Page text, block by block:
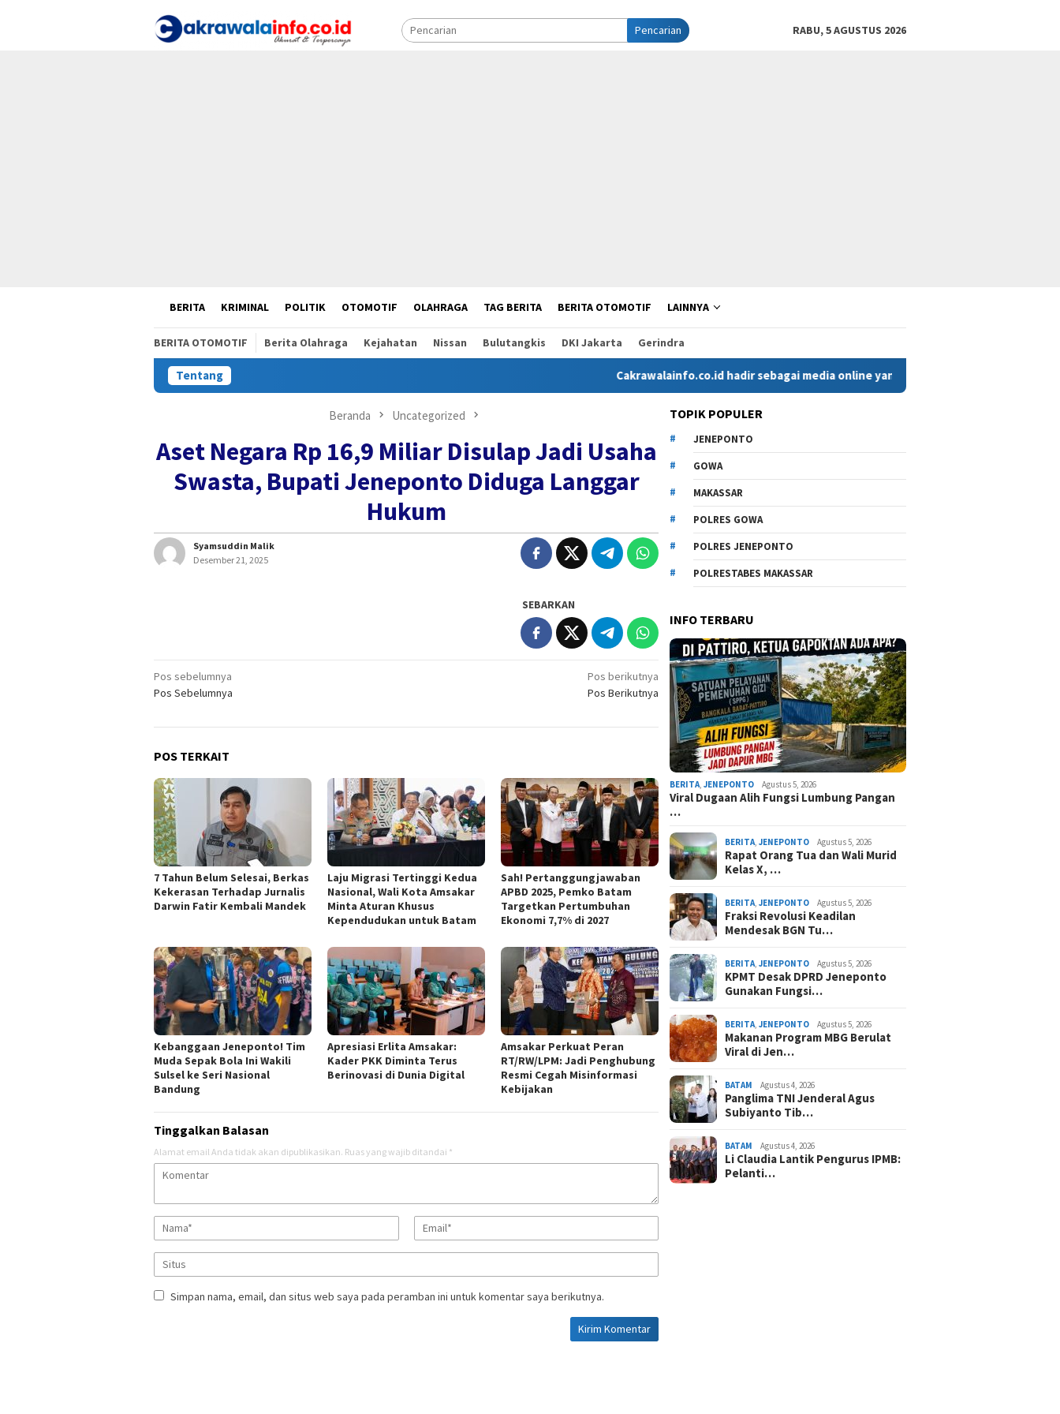
Pencarian RABU, 5 AGUSTUS 2026
HOMEBERITA KRIMINAL POLITIK OTOMOTIF OLAHRAGA TAG BERITA BERITA OTOMOTIF LAINNYA
BERITA OTOMOTIF Berita Olahraga Kejahatan Nissan Bulutangkis DKI Jakarta Gerindra
Tentang Cakrawalainfo.co.id hadir sebagai media online yang menyajikan berita cepat, faktual,
Beranda Uncategorized
Aset Negara Rp 16,9 Miliar Disulap Jadi Usaha
Swasta, Bupati Jeneponto Diduga Langgar
Hukum
Syamsuddin Malik
Desember 21, 2025
SEBARKAN
Navigasi
pos
Pos sebelumnya
Pos Sebelumnya
Pos berikutnya
Pos Berikutnya
POS TERKAIT
7 Tahun Belum Selesai, Berkas
Kekerasan Terhadap Jurnalis
Darwin Fatir Kembali Mandek
Laju Migrasi Tertinggi Kedua
Nasional, Wali Kota Amsakar
Minta Aturan Khusus
Kependudukan untuk Batam
Sah! Pertanggungjawaban
APBD 2025, Pemko Batam
Targetkan Pertumbuhan
Ekonomi 7,7% di 2027
Kebanggaan Jeneponto! Tim
Muda Sepak Bola Ini Wakili
Sulsel ke Seri Nasional
Bandung
Apresiasi Erlita Amsakar:
Kader PKK Diminta Terus
Berinovasi di Dunia Digital
Amsakar Perkuat Peran
RT/RW/LPM: Jadi Penghubung
Resmi Cegah Misinformasi
Kebijakan
Tinggalkan Balasan
Alamat email Anda tidak akan dipublikasikan. Ruas yang wajib ditandai *
Simpan nama, email, dan situs web saya pada peramban ini untuk komentar saya berikutnya.
TOPIK POPULER
JENEPONTO
GOWA
MAKASSAR
POLRES GOWA
POLRES JENEPONTO
POLRESTABES MAKASSAR
INFO TERBARU
BERITA ,JENEPONTO Agustus 5, 2026
Viral Dugaan Alih Fungsi Lumbung Pangan
…
BERITA ,JENEPONTO Agustus 5, 2026
Rapat Orang Tua dan Wali Murid
Kelas X, …
BERITA ,JENEPONTO Agustus 5, 2026
Fraksi Revolusi Keadilan
Mendesak BGN Tu…
BERITA ,JENEPONTO Agustus 5, 2026
KPMT Desak DPRD Jeneponto
Gunakan Fungsi…
BERITA ,JENEPONTO Agustus 5, 2026
Makanan Program MBG Berulat
Viral di Jen…
BATAM Agustus 4, 2026
Panglima TNI Jenderal Agus
Subiyanto Tib…
BATAM Agustus 4, 2026
Li Claudia Lantik Pengurus IPMB:
Pelanti…